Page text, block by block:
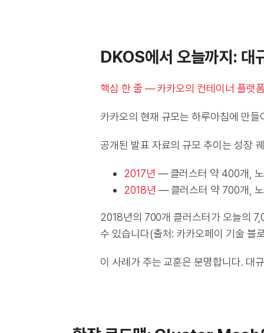
DKOS에서 오늘까지: 대
핵심 한 줄 — 카카오의 컨테이너 플랫
카카오의 현재 규모는 하루아침에 만
공개된 발표 자료의 규모 추이는 성
2017년 — 클러스터 약 400개,
2018년 — 클러스터 약 700개,
2018년의 700개 클러스터가 오늘의
수 있습니다(출처: 카카오페이 기술 블
이 사례가 주는 교훈은 분명합니다. 대